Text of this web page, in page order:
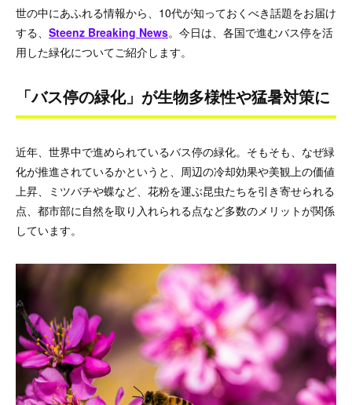
世の中にあふれる情報から、10代が知っておくべき話題をお届け
する、 Steenz Breaking News。今日は、各国で進むバス停を活
用した緑化についてご紹介します。
「バス停の緑化」が生物多様性や猛暑対策に
近年、世界中で進められているバス停の緑化。そもそも、なぜ緑
化が推進されているかというと、周辺の冷却効果や美観上の価値
上昇、ミツバチや蝶など、花粉を運ぶ昆虫たちを引き寄せられる
点、都市部に自然を取り入れられる点など多数のメリットが関係
しています。